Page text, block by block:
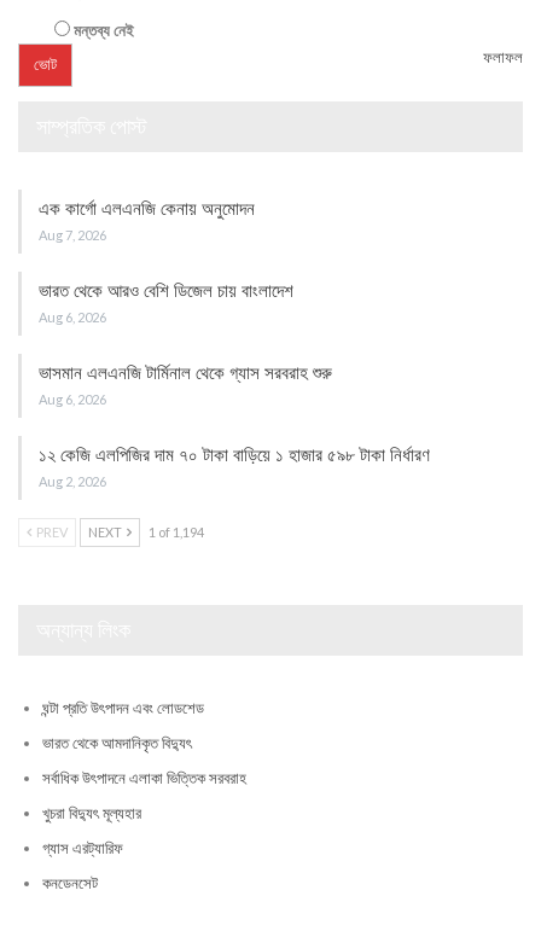
মন্তব্য নেই
ফলাফল
এক কার্গো এলএনজি কেনায় অনুমোদন
Aug 7, 2026
ভারত থেকে আরও বেশি ডিজেল চায় বাংলাদেশ
Aug 6, 2026
ভাসমান এলএনজি টার্মিনাল থেকে গ্যাস সরবরাহ শুরু
Aug 6, 2026
১২ কেজি এলপিজির দাম ৭০ টাকা বাড়িয়ে ১ হাজার ৫৯৮ টাকা নির্ধারণ
Aug 2, 2026
PREV NEXT 1 of 1,194
ঘন্টা প্রতি উৎপাদন এবং লোডশেড
ভারত থেকে আমদানিকৃত বিদ্যুৎ
সর্বাধিক উৎপাদনে এলাকা ভিত্তিক সরবরাহ
খুচরা বিদ্যুৎ মূল্যহার
গ্যাস এরট্যারিফ
কনডেনসেট